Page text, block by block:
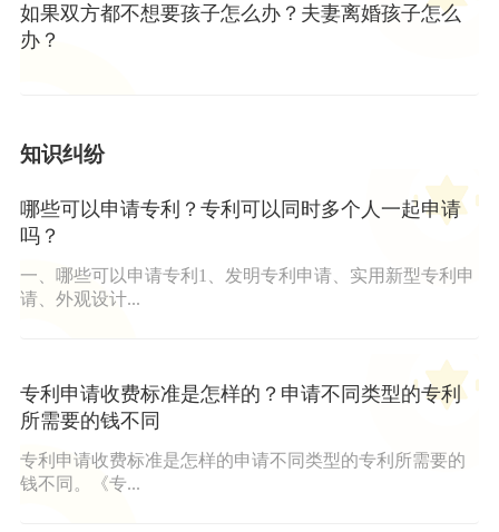
如果双方都不想要孩子怎么办？夫妻离婚孩子怎么
办？
知识纠纷
哪些可以申请专利？专利可以同时多个人一起申请
吗？
一、哪些可以申请专利1、发明专利申请、实用新型专利申
请、外观设计...
专利申请收费标准是怎样的？申请不同类型的专利
所需要的钱不同
专利申请收费标准是怎样的申请不同类型的专利所需要的
钱不同。《专...